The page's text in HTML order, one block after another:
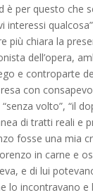
è per questo che
interessi
più chiara la
dell’opera,
e controparte
con
volto”, “il
di tratti reali e
fosse una mia
in carne e
e di lui
lo incontravano e